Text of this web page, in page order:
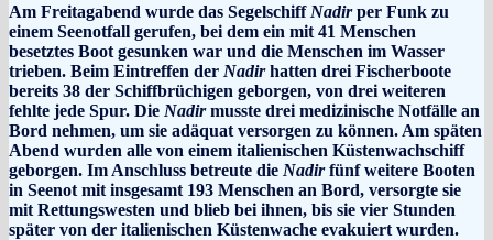
Am Freitagabend wurde das Segelschiff Nadirper Funk zu
einem Seenotfall gerufen, bei dem ein mit 41 Menschen
besetztes Boot gesunken war und die Menschen im Wasser
trieben. Beim Eintreffen der Nadirhatten drei Fischerboote
bereits 38 der Schiffbrüchigen geborgen, von drei weiteren
fehlte jede Spur. Die Nadirmusste drei medizinische Notfälle an
Bord nehmen, um sie adäquat versorgen zu können. Am späten
Abend wurden alle von einem italienischen Küstenwachschiff
geborgen. Im Anschluss betreute die Nadirfünf weitere Booten
in Seenot mit insgesamt 193 Menschen an Bord, versorgte sie
mit Rettungswesten und blieb bei ihnen, bis sie vier Stunden
später von der italienischen Küstenwache evakuiert wurden.